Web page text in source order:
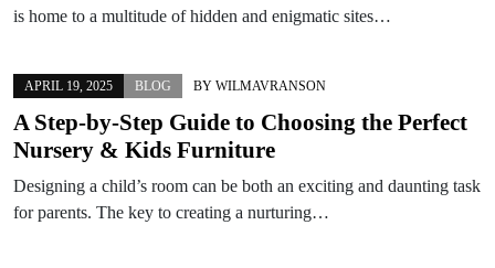
is home to a multitude of hidden and enigmatic sites…
APRIL 19, 2025 BLOG BY WILMAVRANSON
A Step-by-Step Guide to Choosing the Perfect
Nursery & Kids Furniture
Designing a child’s room can be both an exciting and daunting task
for parents. The key to creating a nurturing…